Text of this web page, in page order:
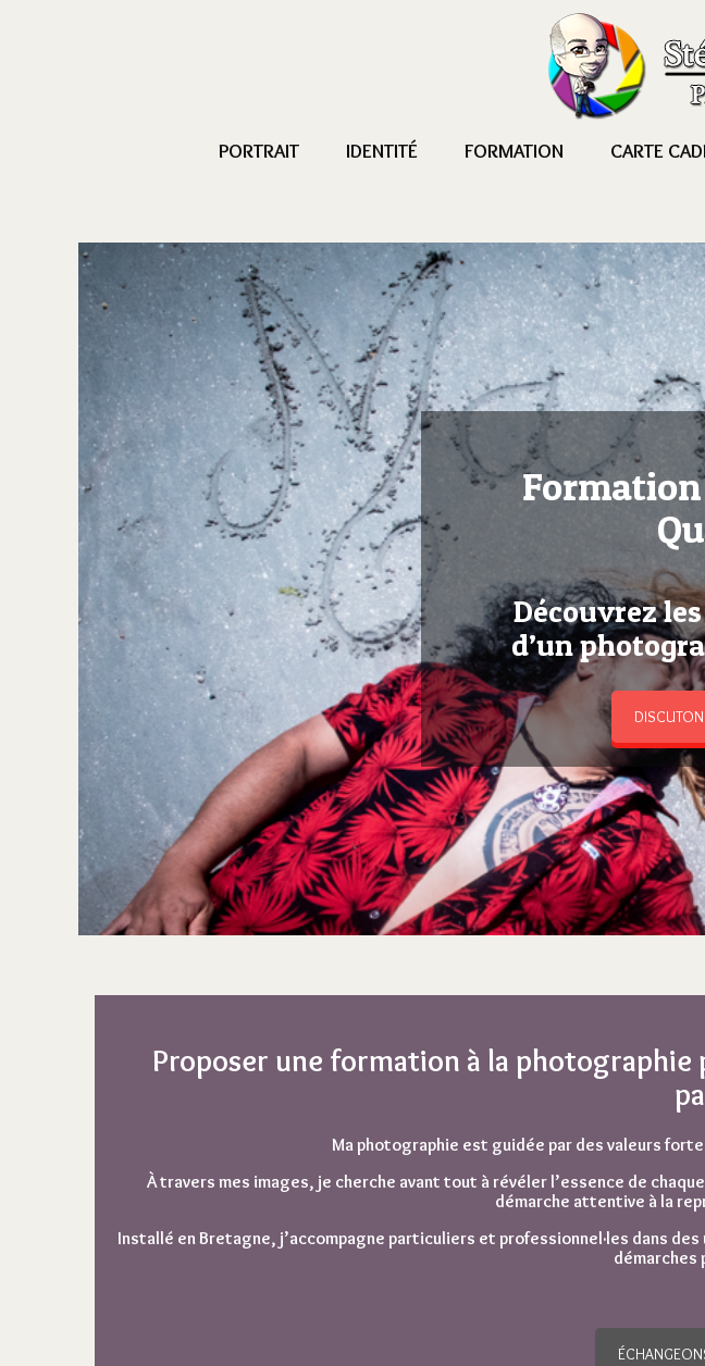
PORTRAIT IDENTITÉ FORMATION CARTE
Découvrez
d’un
Proposer une formation à la photographie
Ma photographie est guidée par des valeurs
À travers mes images, je cherche avant tout à révéler l’essence de
démarche attentive à la
Installé en Bretagne, j’accompagne particuliers et professionnel·les dans
démarches